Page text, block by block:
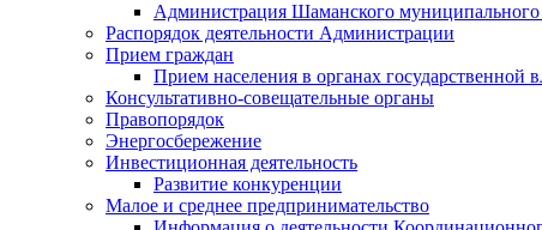
Администрация Шаманского муниципального
Распорядок деятельности Администрации
Прием граждан
Прием населения в органах государственной
Консультативно-совещательные органы
Правопорядок
Энергосбережение
Инвестиционная деятельность
Развитие конкуренции
Малое и среднее предпринимательство